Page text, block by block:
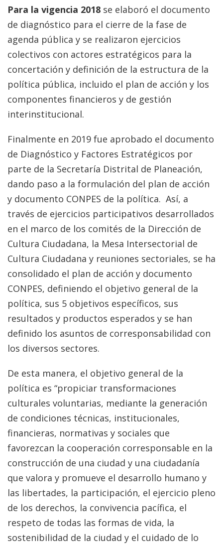
Para la vigencia 2018 se elaboró el documento
de diagnóstico para el cierre de la fase de
agenda pública y se realizaron ejercicios
colectivos con actores estratégicos para la
concertación y definición de la estructura de la
política pública, incluido el plan de acción y los
componentes financieros y de gestión
interinstitucional.
Finalmente en 2019 fue aprobado el documento
de Diagnóstico y Factores Estratégicos por
parte de la Secretaría Distrital de Planeación,
dando paso a la formulación del plan de acción
y documento CONPES de la política. Así, a
través de ejercicios participativos desarrollados
en el marco de los comités de la Dirección de
Cultura Ciudadana, la Mesa Intersectorial de
Cultura Ciudadana y reuniones sectoriales, se ha
consolidado el plan de acción y documento
CONPES, definiendo el objetivo general de la
política, sus 5 objetivos específicos, sus
resultados y productos esperados y se han
definido los asuntos de corresponsabilidad con
los diversos sectores.
De esta manera, el objetivo general de la
política es “propiciar transformaciones
culturales voluntarias, mediante la generación
de condiciones técnicas, institucionales,
financieras, normativas y sociales que
favorezcan la cooperación corresponsable en la
construcción de una ciudad y una ciudadanía
que valora y promueve el desarrollo humano y
las libertades, la participación, el ejercicio pleno
de los derechos, la convivencia pacífica, el
respeto de todas las formas de vida, la
sostenibilidad de la ciudad y el cuidado de lo